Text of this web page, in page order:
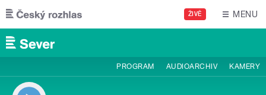
Přejít k hlavnímu obsahu
ŽIVĚ MENU
PROGRAM AUDIOARCHIV KAMERY